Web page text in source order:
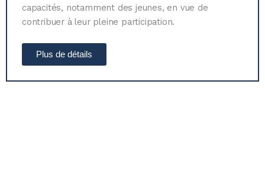
capacités, notamment des jeunes, en vue de
contribuer à leur pleine participation.
Plus de détails